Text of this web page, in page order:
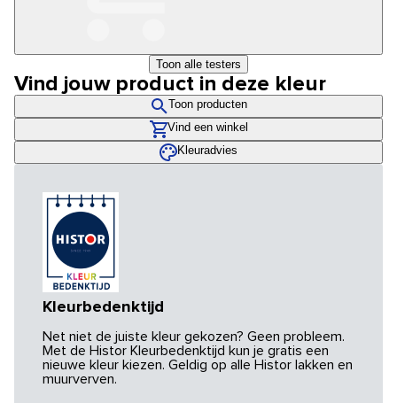
Toon alle testers
Vind jouw product in deze kleur
Toon producten
Vind een winkel
Kleuradvies
Kleurbedenktijd
Net niet de juiste kleur gekozen? Geen probleem.
Met de Histor Kleurbedenktijd kun je gratis een
nieuwe kleur kiezen. Geldig op alle Histor lakken en
muurverven.